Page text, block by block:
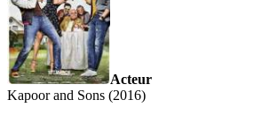
Acteur
Kapoor and Sons (2016)